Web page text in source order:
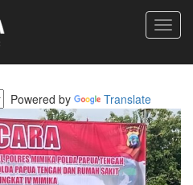
Powered by Translate